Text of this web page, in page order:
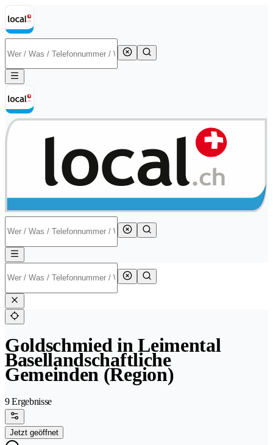
Goldschmied in Leimental
Basellandschaftliche
Gemeinden (Region)
9 Ergebnisse
Jetzt geöffnet